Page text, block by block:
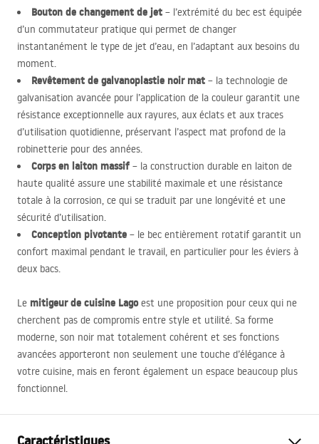
Bouton de changement de jet – l’extrémité du bec est équipée
d’un commutateur pratique qui permet de changer
instantanément le type de jet d’eau, en l’adaptant aux besoins du
moment.
Revêtement de galvanoplastie noir mat – la technologie de
galvanisation avancée pour l’application de la couleur garantit une
résistance exceptionnelle aux rayures, aux éclats et aux traces
d’utilisation quotidienne, préservant l’aspect mat profond de la
robinetterie pour des années.
Corps en laiton massif – la construction durable en laiton de
haute qualité assure une stabilité maximale et une résistance
totale à la corrosion, ce qui se traduit par une longévité et une
sécurité d’utilisation.
Conception pivotante – le bec entièrement rotatif garantit un
confort maximal pendant le travail, en particulier pour les éviers à
deux bacs.
Le mitigeur de cuisine Lagoest une proposition pour ceux qui ne
cherchent pas de compromis entre style et utilité. Sa forme
moderne, son noir mat totalement cohérent et ses fonctions
avancées apporteront non seulement une touche d’élégance à
votre cuisine, mais en feront également un espace beaucoup plus
fonctionnel.